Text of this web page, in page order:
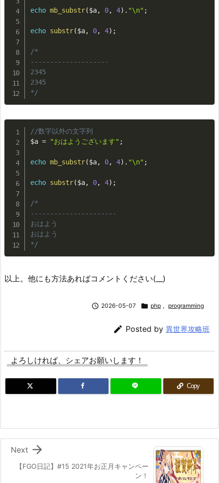
echo mb_substr($a, 0, 4) . "\n" ;
echo substr($a, 0, 4) ;
/*
--------------------
2345
2345
*/
//数字以外の文字列
$a = "おはようございます" ;
echo mb_substr($a, 0, 4) . "\n" ;
echo substr($a, 0, 4) ;
/*
----------------------
おはよう
おはよう
*/
以上。他にも方法あればコメントください(__)
 2026-05-07  php , programming
 Posted by 異世界攻略班
よろしければ、シェアお願いします！
Copy
【FGO日記】#15 2021年お正月キャンペー
ン！

Next